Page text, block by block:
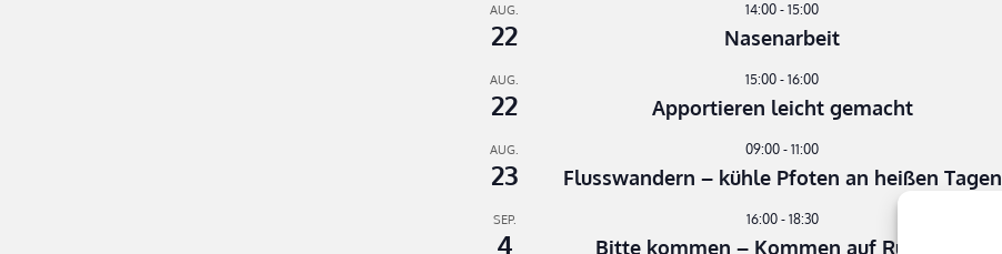
AUG.
22
14:00 - 15:00
Nasenarbeit
AUG.
22
15:00 - 16:00
Apportieren leicht gemacht
AUG.
23
09:00 - 11:00
Flusswandern – kühle Pfoten an heißen Tagen
SEP.
4
16:00- 18:30
Bitte kommen – Kommen auf Ruf Teil 3